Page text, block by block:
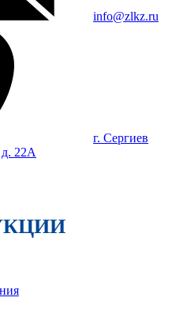
info@zlkz.ru
г. Сергиев
22А